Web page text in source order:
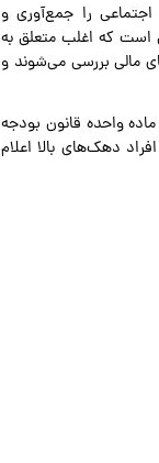
اجتماعی را جمع‌آوری و
است که اغلب متعلق به
مالی بررسی می‌شوند و
در دولت چهاردهم با توجه به آئین‌نامه اجرایی که به‌استناد جز (۶) بند (الف) تبصره (۸) ماده واحده قانون بودجه
دهک‌های بالا اعلام